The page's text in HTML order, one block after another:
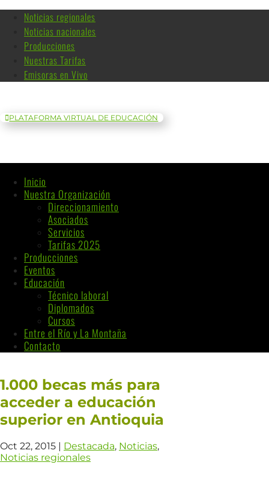
Noticias regionales
Noticias nacionales
Producciones
Nuestras Tarifas
Emisoras en Vivo
PLATAFORMA VIRTUAL DE EDUCACIÓN
Inicio
Nuestra Organización
Direccionamiento
Asociados
Servicios
Tarifas 2025
Producciones
Eventos
Educación
Técnico laboral
Diplomados
Cursos
Entre el Río y La Montaña
Contacto
1.000 becas más para
acceder a educación
superior en Antioquia
Oct 22, 2015 | Destacada, Noticias,
Noticias regionales